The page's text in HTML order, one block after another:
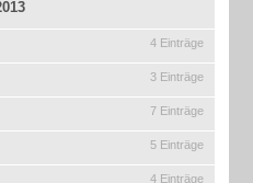
4 Einträge
3 Einträge
7 Einträge
5 Einträge
4 Einträge